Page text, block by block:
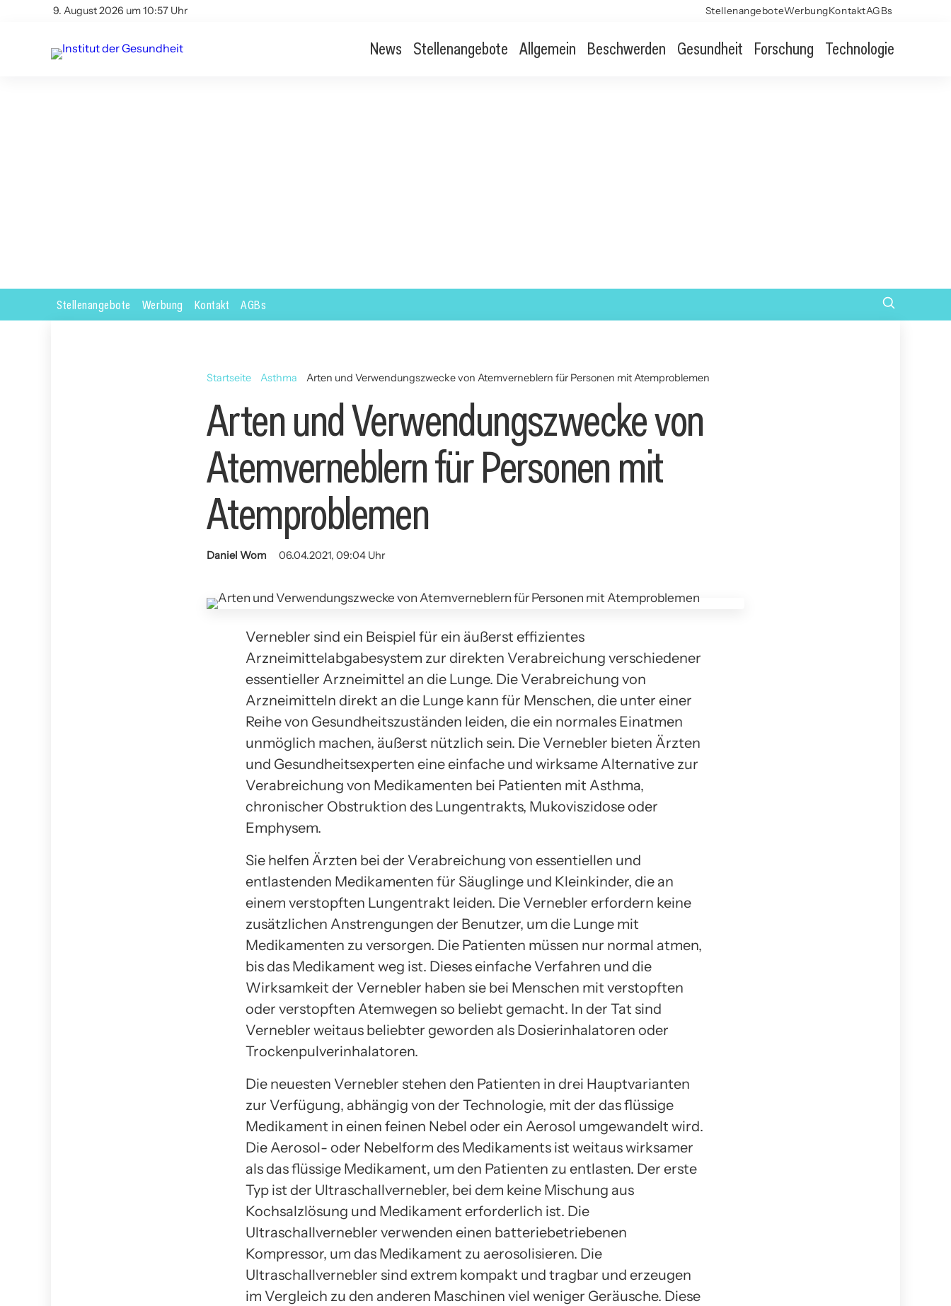
9. August 2026 um 10:57 Uhr StellenangeboteWerbungKontaktAGBs
News Stellenangebote Allgemein Beschwerden Gesundheit Forschung Technologie
Stellenangebote Werbung Kontakt AGBs
Startseite Asthma Arten und Verwendungszwecke von Atemverneblern für Personen mit Atemproblemen
Arten und Verwendungszwecke von
Atemverneblern für Personen mit
Atemproblemen
Daniel Wom 06.04.2021, 09:04 Uhr
Vernebler sind ein Beispiel für ein äußerst effizientes
Arzneimittelabgabesystem zur direkten Verabreichung verschiedener
essentieller Arzneimittel an die Lunge. Die Verabreichung von
Arzneimitteln direkt an die Lunge kann für Menschen, die unter einer
Reihe von Gesundheitszuständen leiden, die ein normales Einatmen
unmöglich machen, äußerst nützlich sein. Die Vernebler bieten Ärzten
und Gesundheitsexperten eine einfache und wirksame Alternative zur
Verabreichung von Medikamenten bei Patienten mit Asthma,
chronischer Obstruktion des Lungentrakts, Mukoviszidose oder
Emphysem.
Sie helfen Ärzten bei der Verabreichung von essentiellen und
entlastenden Medikamenten für Säuglinge und Kleinkinder, die an
einem verstopften Lungentrakt leiden. Die Vernebler erfordern keine
zusätzlichen Anstrengungen der Benutzer, um die Lunge mit
Medikamenten zu versorgen. Die Patienten müssen nur normal atmen,
bis das Medikament weg ist. Dieses einfache Verfahren und die
Wirksamkeit der Vernebler haben sie bei Menschen mit verstopften
oder verstopften Atemwegen so beliebt gemacht. In der Tat sind
Vernebler weitaus beliebter geworden als Dosierinhalatoren oder
Trockenpulverinhalatoren.
Die neuesten Vernebler stehen den Patienten in drei Hauptvarianten
zur Verfügung, abhängig von der Technologie, mit der das flüssige
Medikament in einen feinen Nebel oder ein Aerosol umgewandelt wird.
Die Aerosol- oder Nebelform des Medikaments ist weitaus wirksamer
als das flüssige Medikament, um den Patienten zu entlasten. Der erste
Typ ist der Ultraschallvernebler, bei dem keine Mischung aus
Kochsalzlösung und Medikament erforderlich ist. Die
Ultraschallvernebler verwenden einen batteriebetriebenen
Kompressor, um das Medikament zu aerosolisieren. Die
Ultraschallvernebler sind extrem kompakt und tragbar und erzeugen
im Vergleich zu den anderen Maschinen viel weniger Geräusche. Diese